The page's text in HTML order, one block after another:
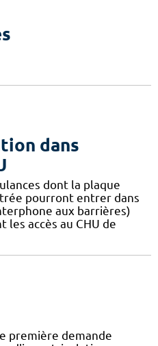
dans
dont la plaque
pourront entrer dans
aux barrières)
les accès au CHU de
première demande